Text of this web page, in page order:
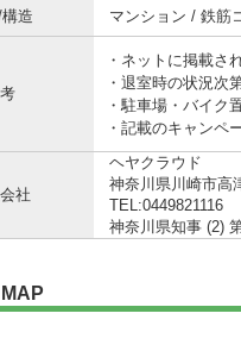
造 マンション / 鉄筋
・ネットに掲載さ
・退室時の状況次
・駐車場・バイク
・記載のキャンペ
社
ヘヤクラウド
神奈川県川崎市高
TEL:0449821116
神奈川県知事 (2)
MAP